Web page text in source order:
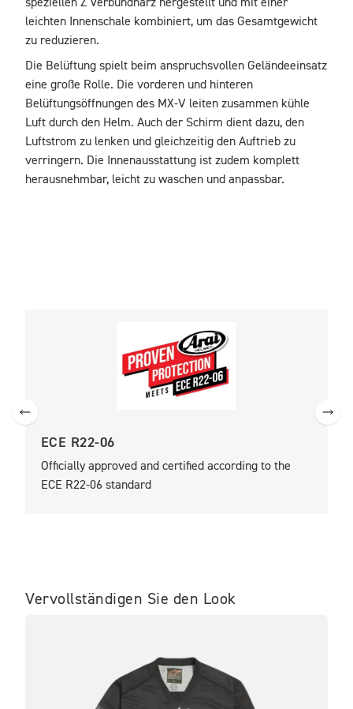
speziellen Z Verbundharz hergestellt und mit einer
leichten Innenschale kombiniert, um das Gesamtgewicht
zu reduzieren.
Die Belüftung spielt beim anspruchsvollen Geländeeinsatz
eine große Rolle. Die vorderen und hinteren
Belüftungsöffnungen des MX-V leiten zusammen kühle
Luft durch den Helm. Auch der Schirm dient dazu, den
Luftstrom zu lenken und gleichzeitig den Auftrieb zu
verringern. Die Innenausstattung ist zudem komplett
herausnehmbar, leicht zu waschen und anpassbar.
ECE R22-06
Officially approved and certified according to the
ECE R22-06 standard
Vervollständigen Sie den Look